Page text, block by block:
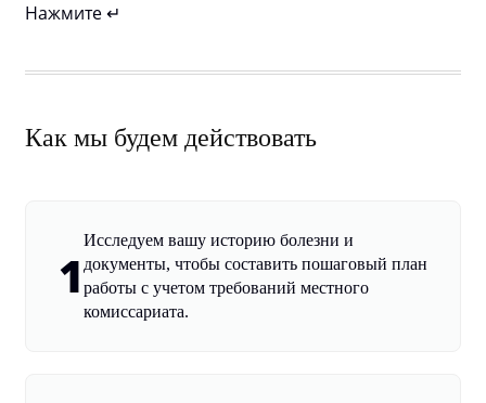
Нажмите ↵
Как мы будем действовать
1
Исследуем вашу историю болезни и
документы, чтобы составить пошаговый план
работы с учетом требований местного
комиссариата.